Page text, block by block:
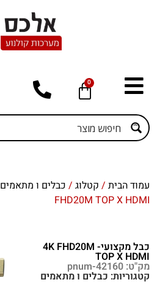
0
עמוד הבית / קטלוג / כבלים ו מתאמים
FHD20M TOP X HDMI
כבל מקצועי- 4K FHD20M
TOP X HDMI
מק"ט: pnum-42160
קטגוריות: כבלים ו מתאמים